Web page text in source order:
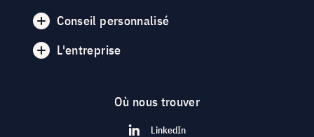
Conseil personnalisé
L'entreprise
Où nous trouver
LinkedIn